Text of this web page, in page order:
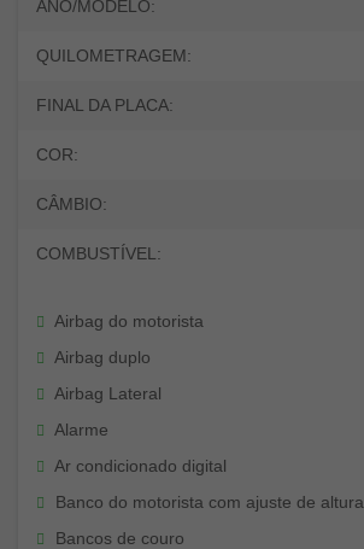
ANO/MODELO:
QUILOMETRAGEM:
FINAL DA PLACA:
COR:
CÂMBIO:
COMBUSTÍVEL:
Airbag do motorista
Airbag duplo
Airbag Lateral
Alarme
Ar condicionado digital
Banco do motorista com ajuste de altura
Bancos de couro